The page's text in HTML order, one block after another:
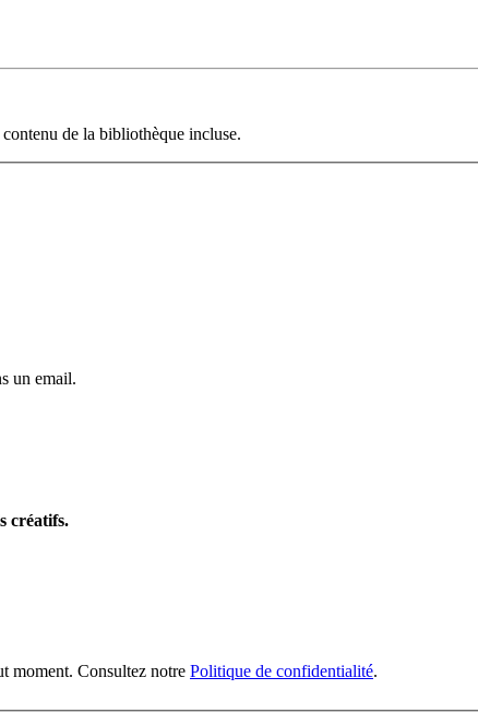
de la bibliothèque incluse.
un email.
créatifs.
moment. Consultez notre Politique de confidentialité.